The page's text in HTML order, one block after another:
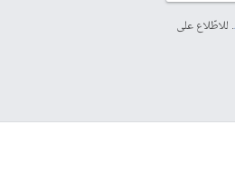
. للاطّلاع على